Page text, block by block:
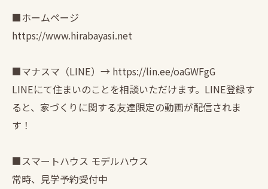
■ホームページ
https://www.hirabayasi.net
■マナスマ（LINE）→ https://lin.ee/oaGWFgG
LINEにて住まいのことを相談いただけます。LINE登録す
ると、家づくりに関する友達限定の動画が配信されま
す！
■スマートハウス モデルハウス
常時、見学予約受付中